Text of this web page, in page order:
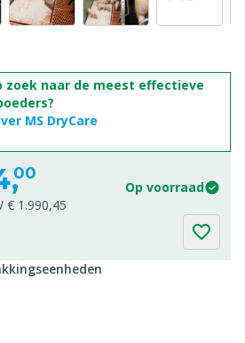
zoek naar de meest effectieve
MS DryCare
00
Op voorraad
€ 1.990,45